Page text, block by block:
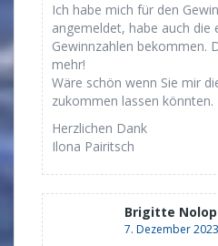
Ich habe mich für den
angemeldet, habe auch die
Gewinnzahlen bekommen.
mehr!
Wäre schön wenn Sie mir
zukommen lassen könnten.
Herzlichen Dank
Ilona Pairitsch
Brigitte
7. Dezember